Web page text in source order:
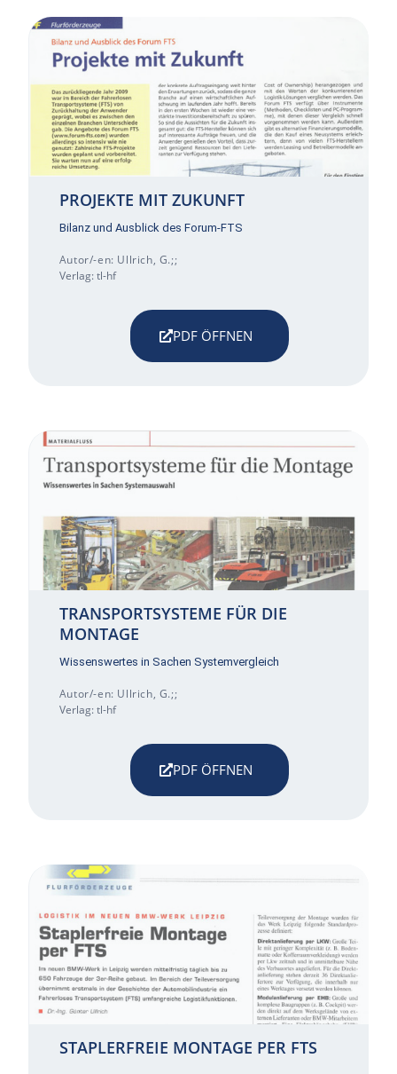
PROJEKTE MIT ZUKUNFT
Bilanz und Ausblick des Forum-FTS
Autor/-en: Ullrich, G.;;
Verlag: tl-hf
PDF ÖFFNEN
TRANSPORTSYSTEME FÜR DIE
MONTAGE
Wissenswertes in Sachen Systemvergleich
Autor/-en: Ullrich, G.;;
Verlag: tl-hf
PDF ÖFFNEN
STAPLERFREIE MONTAGE PER FTS